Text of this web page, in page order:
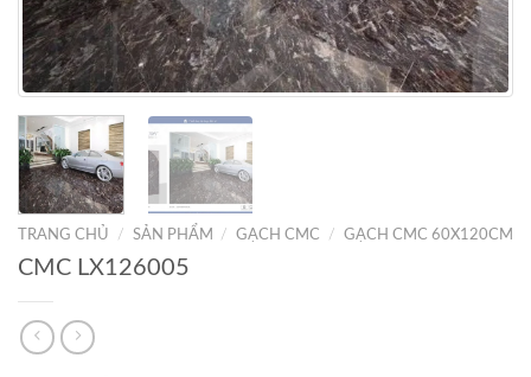
TRANG CHỦ / SẢN PHẨM / GẠCH CMC / GẠCH CMC 60X120CM
CMC LX126005